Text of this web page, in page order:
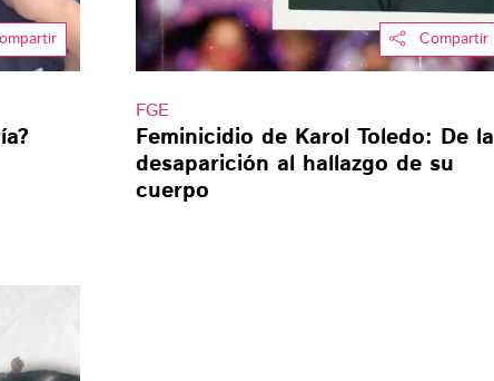
Compartir
FGE
Feminicidio de Karol Toledo: De la
desaparición al hallazgo de su
cuerpo